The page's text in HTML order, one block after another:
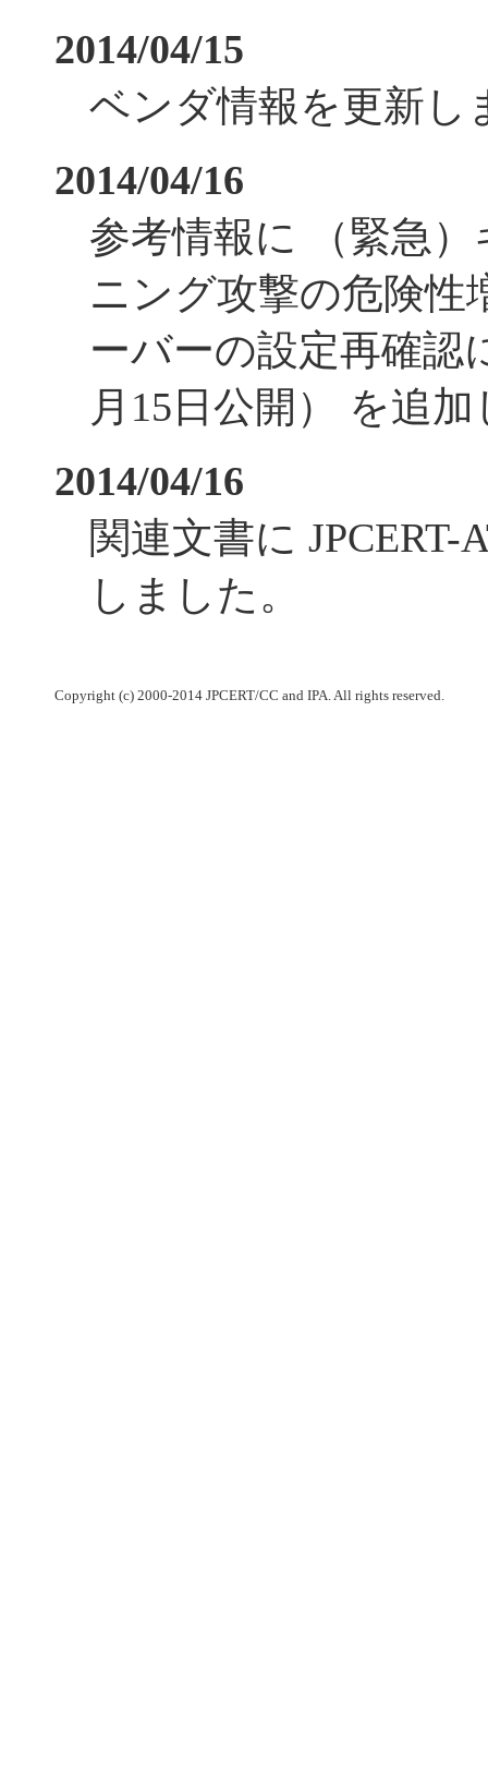
2014/04/15
ベンダ情報を更新し
2014/04/16
参考情報に （緊急
ニング攻撃の危険性
ーバーの設定再確認
月15日公開） を追
2014/04/16
関連文書に JPCERT-
しました。
Copyright (c) 2000-2014 JPCERT/CC and IPA. All rights reserved.